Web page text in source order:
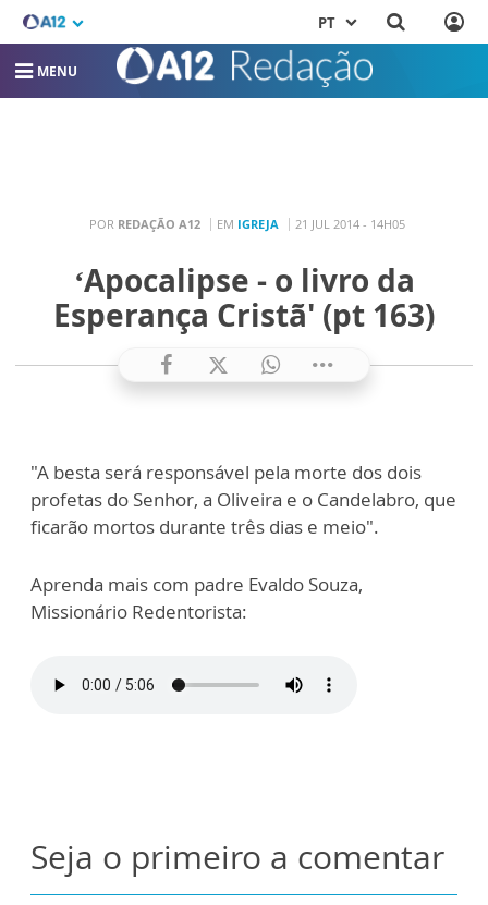
PT
MENU
POR REDAÇÃO A12 EM IGREJA 21 JUL 2014 - 14H05
‘Apocalipse - o livro da
Esperança Cristã' (pt 163)
"A besta será responsável pela morte dos dois
profetas do Senhor, a Oliveira e o Candelabro, que
ficarão mortos durante três dias e meio".
Aprenda mais com padre Evaldo Souza,
Missionário Redentorista:
Seja o primeiro a comentar